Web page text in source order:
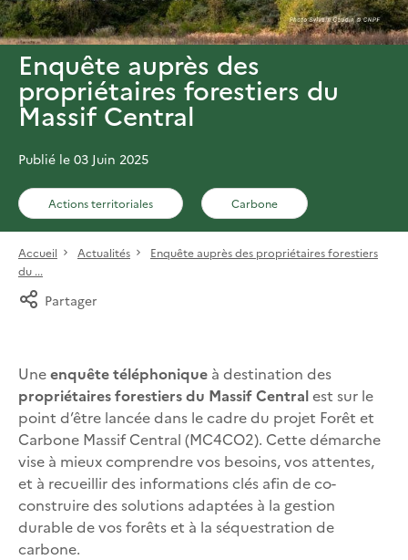
Enquête auprès des
propriétaires forestiers du
Massif Central
Publié le 03 Juin 2025
Actions territoriales Carbone
Accueil Actualités
Enquête auprès des propriétaires forestiers
du ...
Partager
Uneenquête téléphonique à destination des
propriétaires forestiers du Massif Centralest sur le
point d’être lancée dans le cadre du projet Forêt et
Carbone Massif Central (MC4CO2). Cette démarche
vise à mieux comprendre vos besoins, vos attentes,
et à recueillir des informations clés afin de co-
construire des solutions adaptées à la gestion
durable de vos forêts et à la séquestration de
carbone.